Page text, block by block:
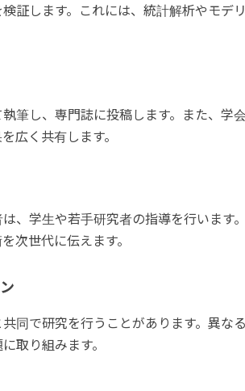
証します。これには、統計解析やモデ
筆し、専門誌に投稿します。また、学
広く共有します。
、学生や若手研究者の指導を行います
次世代に伝えます。
同で研究を行うことがあります。異な
取り組みます。